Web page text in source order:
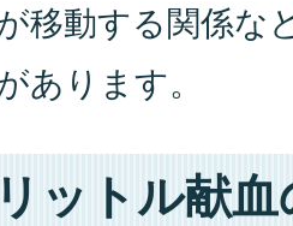
移動する関係な
あります。
ットル献血